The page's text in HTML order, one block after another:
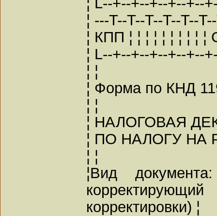
¦ ---T--T--T--T--T--
¦ КПП ¦ ¦ ¦ ¦ ¦ ¦ ¦ ¦ ¦ ¦
¦ L--+--+--+--+--+--
¦ ¦
¦ Форма по КНД
¦ ¦
¦ НАЛОГОВАЯ
¦ ПО НАЛОГУ НА
¦ ¦
¦Вид
корректировки) ¦